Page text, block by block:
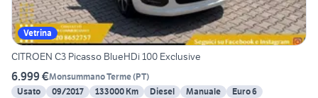
Vetrina
CITROEN C3 Picasso BlueHDi 100 Exclusive
6.999 €Monsummano Terme(PT)
Usato
09/2017 133000 Km Diesel Manuale
Euro 6